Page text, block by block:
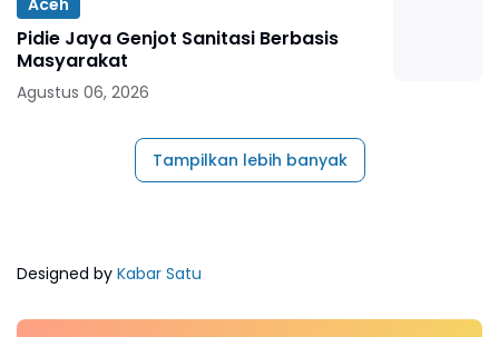
Aceh
Pidie Jaya Genjot Sanitasi Berbasis
Masyarakat
Agustus 06, 2026
Tampilkan lebih banyak
Designed by Kabar Satu